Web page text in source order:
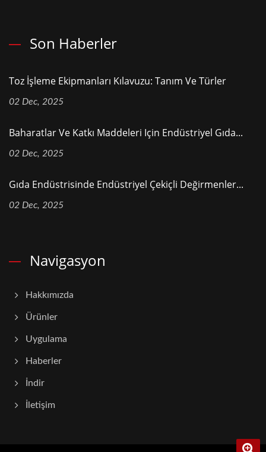
Son Haberler
Toz İşleme Ekipmanları Kılavuzu: Tanım Ve Türler
02 Dec, 2025
Baharatlar Ve Katkı Maddeleri Için Endüstriyel Gıda...
02 Dec, 2025
Gıda Endüstrisinde Endüstriyel Çekiçli Değirmenler...
02 Dec, 2025
Navigasyon
Hakkımızda
Ürünler
Uygulama
Haberler
İndir
İletişim